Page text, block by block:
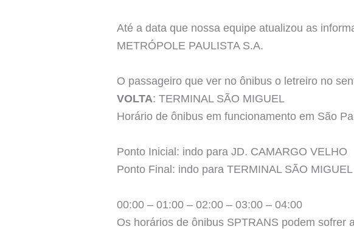
Até a data que nossa equipe atualizou as
METRÓPOLE PAULISTA S.A.
O passageiro que ver no ônibus o letreiro no
VOLTA: TERMINAL SÃO MIGUEL
Horário de ônibus em funcionamento em São
Ponto Inicial: indo para JD. CAMARGO VELHO
Ponto Final: indo para TERMINAL SÃO MIGUEL
00:00 – 01:00 – 02:00 – 03:00 – 04:00
Os horários de ônibus SPTRANS podem sofrer